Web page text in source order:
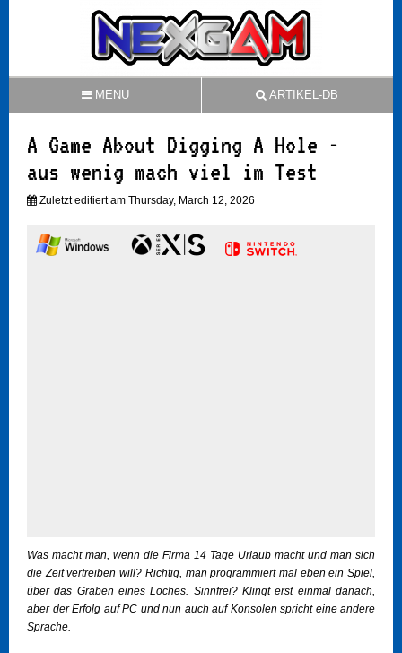
MENU ARTIKEL-DB
A Game About Digging A Hole -
aus wenig mach viel im Test
Zuletzt editiert am Thursday, March 12, 2026
Was macht man, wenn die Firma 14 Tage Urlaub macht und man sich
die Zeit vertreiben will? Richtig, man programmiert mal eben ein Spiel,
über das Graben eines Loches. Sinnfrei? Klingt erst einmal danach,
aber der Erfolg auf PC und nun auch auf Konsolen spricht eine andere
Sprache.